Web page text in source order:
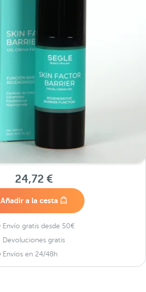
24,72 €
Añadir a la cesta
Envío gratis desde 50€
Devoluciones gratis
Envíos en 24/48h